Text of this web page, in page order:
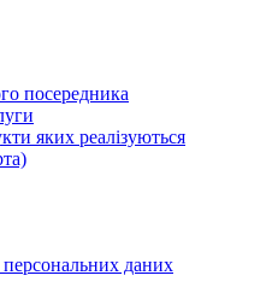
посередника
яких реалізуються
даних